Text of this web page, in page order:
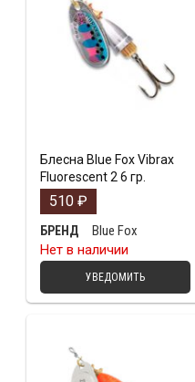
Блесна Blue Fox Vibrax
Fluorescent 2 6 гр.
510 ₽
БРЕНД
Blue Fox
Нет в наличии
УВЕДОМИТЬ